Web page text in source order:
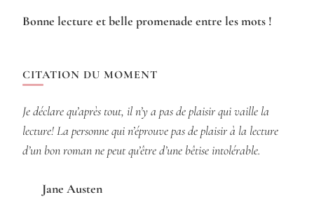
Bonne lecture et belle promenade entre les mots !
CITATION DU MOMENT
Je déclare qu’après tout, il n’y a pas de plaisir qui vaille la
lecture! La personne qui n’éprouve pas de plaisir à la lecture
d’un bon roman ne peut qu’être d’une bêtise intolérable.
Jane Austen